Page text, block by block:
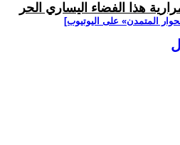
هذا الفضاء اليساري الحر
المتمدن» على اليوتيوب]